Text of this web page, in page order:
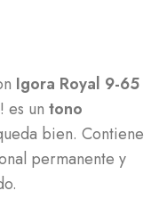
Igora Royal 9-65
es un tono
bien. Contiene
permanente y